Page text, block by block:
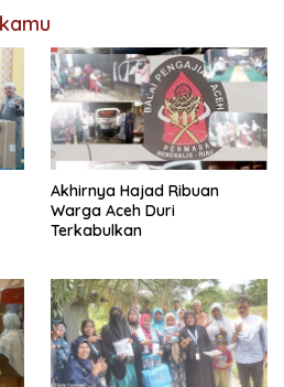
Akhirnya Hajad Ribuan
Warga Aceh Duri
Terkabulkan